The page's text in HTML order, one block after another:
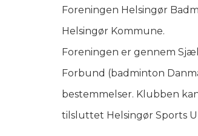
Foreningen Helsingør
Helsingør Kommune.
Foreningen er gennem
Forbund (badminton
bestemmelser. Klubben
tilsluttet Helsingør Sports